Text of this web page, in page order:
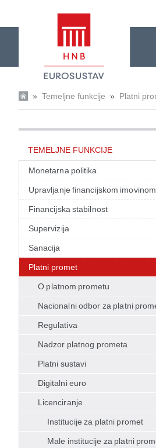
» Temeljne funkcije » Platni
TEMELJNE FUNKCIJE
Monetarna politika
Upravljanje financijskom imovinom
Financijska stabilnost
Supervizija
Sanacija
Platni promet
O platnom prometu
Nacionalni odbor za platni
Regulativa
Nadzor platnog prometa
Platni sustavi
Digitalni euro
Licenciranje
Institucije za platni promet
Male institucije za platni